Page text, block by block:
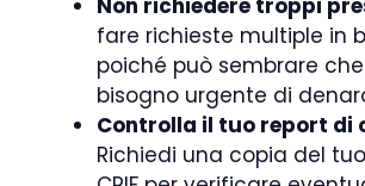
fare richieste multiple in
poiché può sembrare
bisogno urgente di
Controlla il tuo report di
Richiedi una copia del